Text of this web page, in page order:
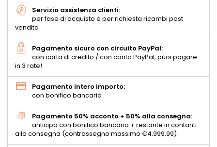
Servizio assistenza clienti:
per fase di acquisto e per richiesta ricambi post
vendita
Pagamento sicuro con circuito PayPal:
con carta di credito / con conto PayPal, puoi pagare
in 3 rate!
Pagamento intero importo:
con bonifico bancario
Pagamento 50% acconto + 50% alla consegna:
anticipo con bonifico bancario + restante in contanti
alla consegna (contrassegno massimo €4.999,99)